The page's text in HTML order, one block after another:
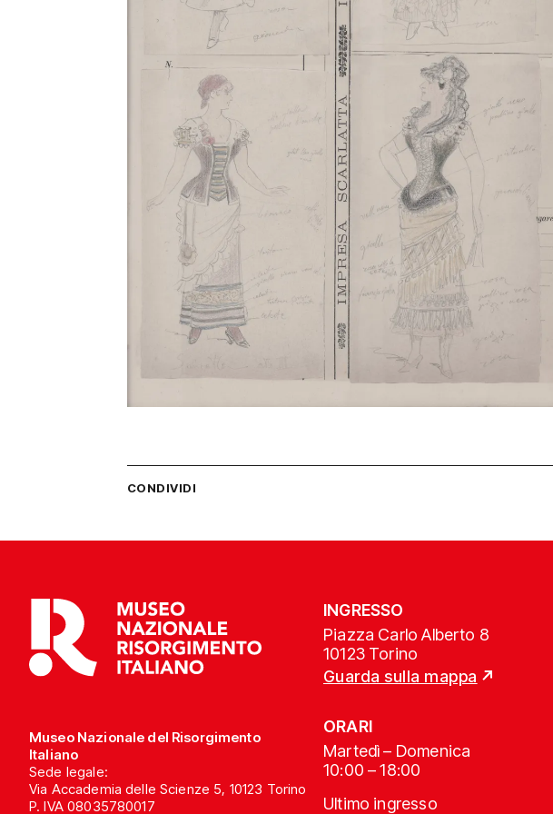
CONDIVIDI
Museo Nazionale del Risorgimento
Italiano
Sede legale:
Via Accademia delle Scienze 5, 10123 Torino
P. IVA 08035780017
INGRESSO
Piazza Carlo Alberto 8
10123 Torino
Guarda sulla mappa
ORARI
Martedì – Domenica
10:00 – 18:00
Ultimo ingresso